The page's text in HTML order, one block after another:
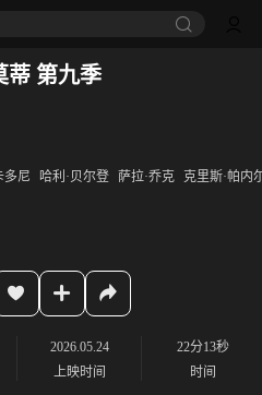
蒂 第九季
多尼 哈利·贝尔登 萨拉·乔克
克里斯·帕内
2026.05.24
上映时间
22分13秒
时间